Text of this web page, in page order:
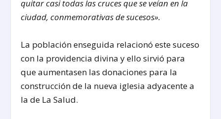
quitar casi todas las cruces que se veían en la
ciudad, conmemorativas de sucesos».
La población enseguida relacionó este suceso
con la providencia divina y ello sirvió para
que aumentasen las donaciones para la
construcción de la nueva iglesia adyacente a
la de La Salud.